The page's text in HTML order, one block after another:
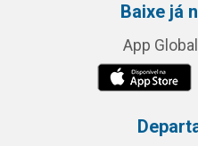
Baixe já
App